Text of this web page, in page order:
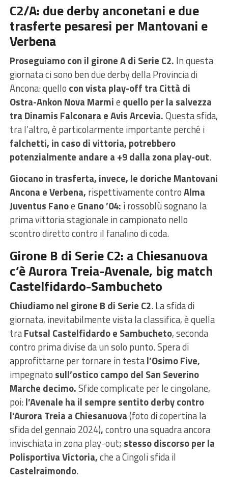
C2/A: due derby anconetani e due
trasferte pesaresi per Mantovani e
Verbena
Proseguiamo con il girone A di Serie C2. In questa
giornata ci sono ben due derby della Provincia di
Ancona: quello con vista play-off tra Città di
Ostra-Ankon Nova Marmie quello per la salvezza
tra Dinamis Falconara e Avis Arcevia.Questa sfida,
tra l’altro, è particolarmente importante perché i
falchetti, in caso di vittoria, potrebbero
potenzialmente andare a +9 dalla zona play-out.
Giocano in trasferta, invece, le doriche Mantovani
Ancona e Verbena, rispettivamente controAlma
Juventus Fanoe Gnano ’04: i rossoblù sognano la
prima vittoria stagionale in campionato nello
scontro diretto contro il fanalino di coda.
Girone B di Serie C2: a Chiesanuova
c’è Aurora Treia-Avenale, big match
Castelfidardo-Sambucheto
Chiudiamo nel girone B di Serie C2. La sfida di
giornata, inevitabilmente vista la classifica, è quella
traFutsal Castelfidardo e Sambucheto, seconda
contro prima divise da un solo punto. Spera di
approfittarne per tornare in testal’Osimo Five,
impegnato sull’ostico campo del San Severino
Marche decimo.Sfide complicate per le cingolane,
poi:l’Avenale ha il sempre sentito derby contro
l’Aurora Treia a Chiesanuova(foto di copertina la
sfida del gennaio 2024),contro una squadra ancora
invischiata in zona play-out; stesso discorso per la
Polisportiva Victoria,che a Cingoli sfida il
Castelraimondo.